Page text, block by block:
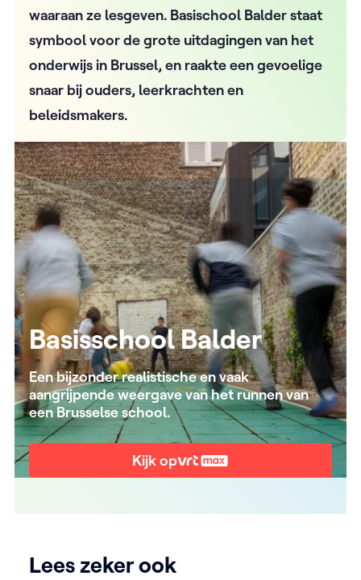
waaraan ze lesgeven. Basischool Balder staat
symbool voor de grote uitdagingen van het
onderwijs in Brussel, en raakte een gevoelige
snaar bij ouders, leerkrachten en
beleidsmakers.
Basisschool Balder
Een bijzonder realistische en vaak
aangrijpende weergave van het runnen van
een Brusselse school.
Kijk op
Lees zeker ook